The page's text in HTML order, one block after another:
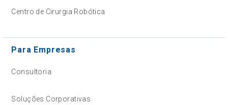
Centro de Cirurgia Robótica
Para Empresas
Consultoria
Soluções Corporativas